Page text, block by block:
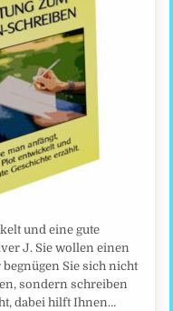
und eine gute
J. Sie wollen einen
Sie sich nicht
sondern schreiben
dabei hilft Ihnen…